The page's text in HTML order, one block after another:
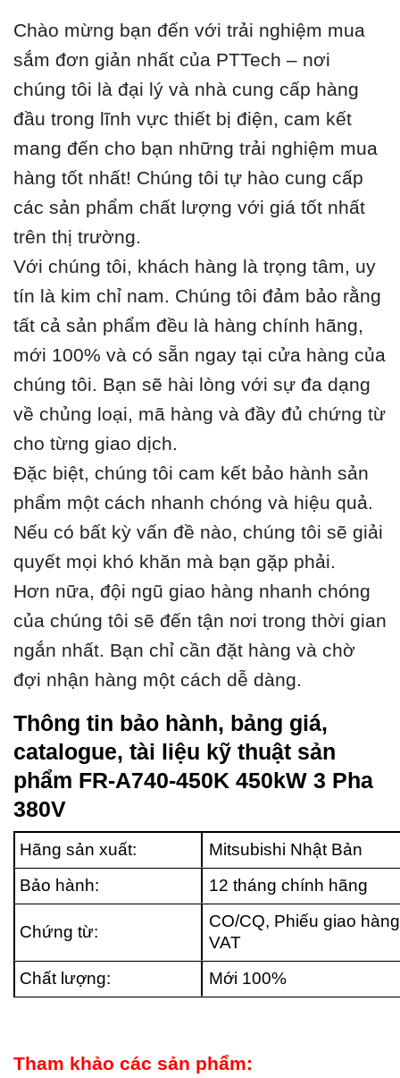
Chào mừng bạn đến với trải nghiệm mua
sắm đơn giản nhất của PTTech – nơi
chúng tôi là đại lý và nhà cung cấp hàng
đầu trong lĩnh vực thiết bị điện, cam kết
mang đến cho bạn những trải nghiệm mua
hàng tốt nhất! Chúng tôi tự hào cung cấp
các sản phẩm chất lượng với giá tốt nhất
trên thị trường.
Với chúng tôi, khách hàng là trọng tâm, uy
tín là kim chỉ nam. Chúng tôi đảm bảo rằng
tất cả sản phẩm đều là hàng chính hãng,
mới 100% và có sẵn ngay tại cửa hàng của
chúng tôi. Bạn sẽ hài lòng với sự đa dạng
về chủng loại, mã hàng và đầy đủ chứng từ
cho từng giao dịch.
Đặc biệt, chúng tôi cam kết bảo hành sản
phẩm một cách nhanh chóng và hiệu quả.
Nếu có bất kỳ vấn đề nào, chúng tôi sẽ giải
quyết mọi khó khăn mà bạn gặp phải.
Hơn nữa, đội ngũ giao hàng nhanh chóng
của chúng tôi sẽ đến tận nơi trong thời gian
ngắn nhất. Bạn chỉ cần đặt hàng và chờ
đợi nhận hàng một cách dễ dàng.
Thông tin bảo hành, bảng giá,
catalogue, tài liệu kỹ thuật sản
phẩm FR-A740-450K 450kW 3 Pha
380V
Hãng sản xuất:
Mitsubishi Nhật Bản
Bảo hành:
12 tháng chính hãng
Chứng từ:
CO/CQ, Phiếu giao
VAT
Chất lượng:
Mới 100%
Tham khảo các sản phẩm: